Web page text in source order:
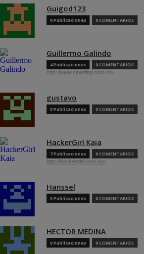
Guigod123
0 Publicaciones 0 COMENTARIOS
Guillermo Galindo
4 Publicaciones 0 COMENTARIOS
http://www.clouding.com.co/
gustavo
0 Publicaciones 0 COMENTARIOS
HackerGirl Kaia
7 Publicaciones 0 COMENTARIOS
http://hackergirl.com.mx/
Hanssel
0 Publicaciones 0 COMENTARIOS
HECTOR MEDINA
0 Publicaciones 0 COMENTARIOS